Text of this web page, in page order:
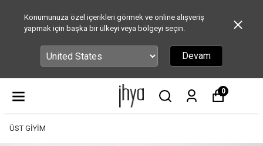
Konumunuza özel içerikleri görmek ve online alışveriş
yapmak için başka bir ülkeyi veya bölgeyi seçin.
Devam
0
ÜST GİYİM